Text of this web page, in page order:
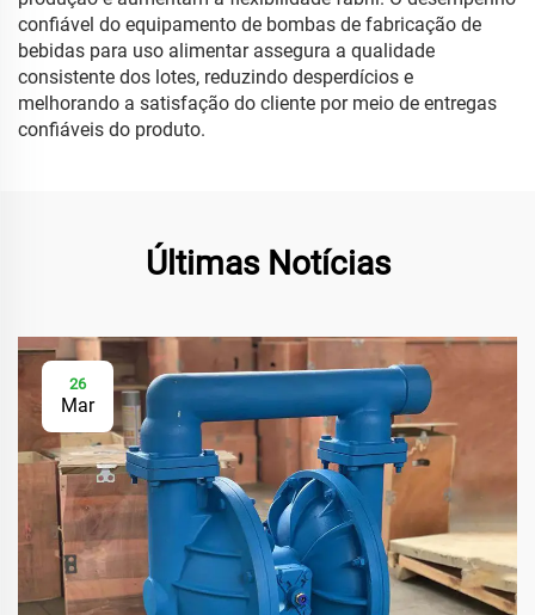
confiável do equipamento de bombas de fabricação de
bebidas para uso alimentar assegura a qualidade
consistente dos lotes, reduzindo desperdícios e
melhorando a satisfação do cliente por meio de entregas
confiáveis do produto.
Últimas Notícias
26
Mar